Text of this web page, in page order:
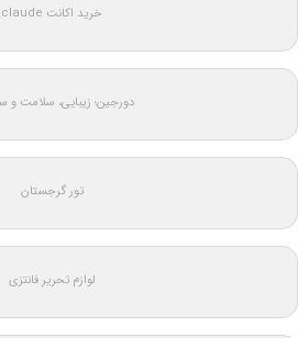
خرید اکانت claude
دورجین؛ زیبایی، سلامت و
تور گرجستان
لوازم تحریر فانتزی